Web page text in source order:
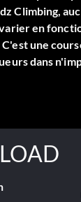
Climbing,
en
une
dans